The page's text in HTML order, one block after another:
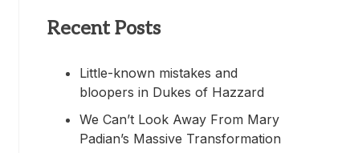
Recent Posts
Little-known mistakes and
bloopers in Dukes of Hazzard
We Can’t Look Away From Mary
Padian’s Massive Transformation